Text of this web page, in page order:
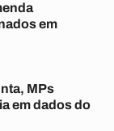
em
MPs
em dados do